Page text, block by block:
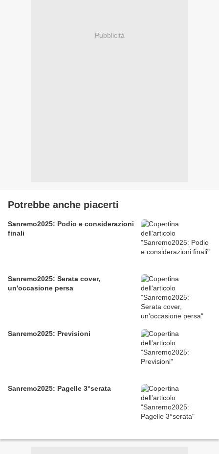
Pubblicità
Potrebbe anche piacerti
Sanremo2025: Podio e considerazioni
finali
Sanremo2025: Serata cover,
un'occasione persa
Sanremo2025: Previsioni
Sanremo2025: Pagelle 3°serata